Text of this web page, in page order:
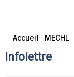
Accueil MECHL
Infolettre